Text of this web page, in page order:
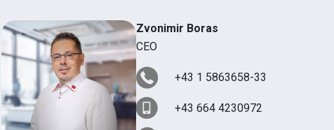
Zvonimir Boras
CEO
+43 1 5863658-33
+43 664 4230972